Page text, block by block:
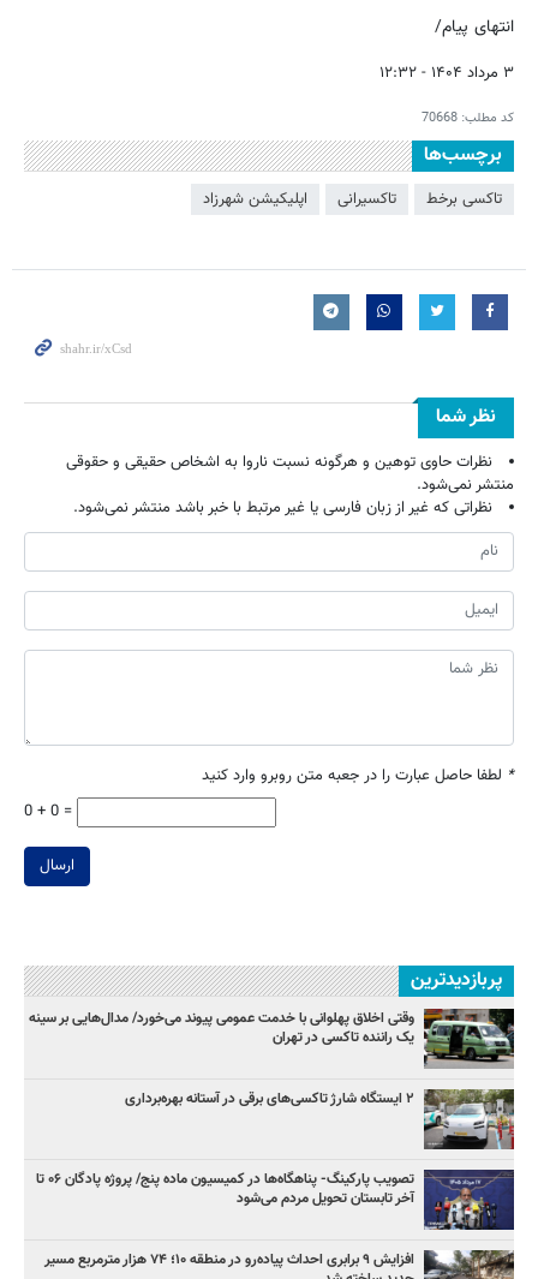
انتهای پیام/
۳ مرداد ۱۴۰۴ - ۱۲:۳۲
کد مطلب: 70668
برچسب‌ها
تاکسی برخط تاکسیرانی اپلیکیشن شهرزاد
نظر شما
نظرات حاوی توهین و هرگونه نسبت ناروا به اشخاص حقیقی و حقوقی
منتشر نمی‌شود.
نظراتی که غیر از زبان فارسی یا غیر مرتبط با خبر باشد منتشر نمی‌شود.
* لطفا حاصل عبارت را در جعبه متن روبرو وارد کنید
0 + 0 =
ارسال
پربازدیدترین
وقتی اخلاق پهلوانی با خدمت عمومی پیوند می‌خورد/ مدال‌هایی بر سینه
یک راننده تاکسی در تهران
۲ ایستگاه شارژ تاکسی‌های برقی در آستانه بهره‌برداری
تصویب پارکینگ- پناهگاه‌ها در کمیسیون ماده پنج/ پروژه پادگان ۰۶ تا
آخر تابستان تحویل مردم می‌شود
افزایش ۹ برابری احداث پیاده‌رو در منطقه ۱۰؛ ۷۴ هزار مترمربع مسیر